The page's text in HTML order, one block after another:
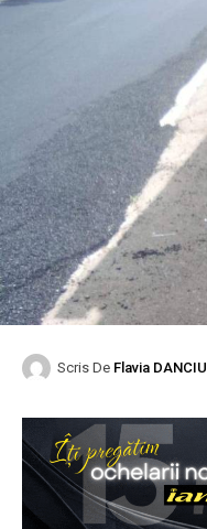
Scris De Flavia DANCIU